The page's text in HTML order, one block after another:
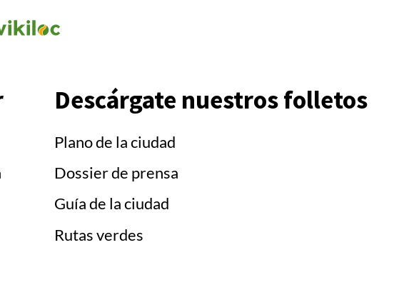
Descárgate nuestros folletos
Plano de la ciudad
Dossier de prensa
Guía de la ciudad
Rutas verdes